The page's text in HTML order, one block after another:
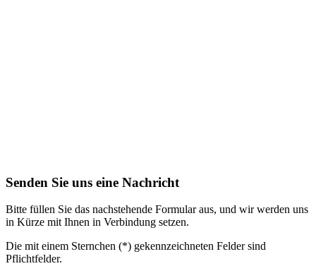
Senden Sie uns eine Nachricht
Bitte füllen Sie das nachstehende Formular aus, und wir werden uns
in Kürze mit Ihnen in Verbindung setzen.
Die mit einem Sternchen (*) gekennzeichneten Felder sind
Pflichtfelder.